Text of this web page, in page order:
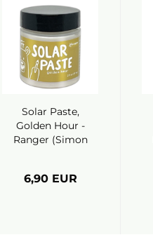
Solar Paste,
Golden Hour -
Ranger (Simon
6,90 EUR